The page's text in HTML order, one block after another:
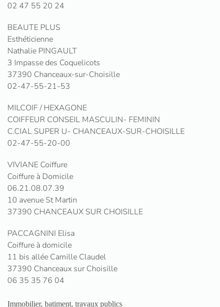
02 47 55 20 24
BEAUTE PLUS
Esthéticienne
Nathalie PINGAULT
3 Impasse des Coquelicots
37390 Chanceaux-sur-Choisille
02-47-55-21-53
MILCOIF / HEXAGONE
COIFFEUR CONSEIL MASCULIN- FEMININ
C.CIAL SUPER U- CHANCEAUX-SUR-CHOISILLE
02-47-55-20-00
VIVIANE Coiffure
Coiffure à Domicile
06.21.08.07.39
10 avenue St Martin
37390 CHANCEAUX SUR CHOISILLE
PACCAGNINI Elisa
Coiffure à domicile
11 bis allée Camille Claudel
37390 Chanceaux sur Choisille
06 35 35 76 04
Immobilier, batiment, travaux publics